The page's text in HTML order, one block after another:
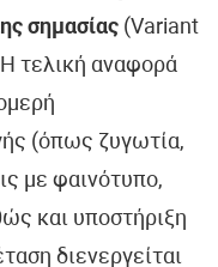
σημασίας (Variant
τελική αναφορά
(όπως ζυγωτία,
με φαινότυπο,
και υποστήριξη
διενεργείται